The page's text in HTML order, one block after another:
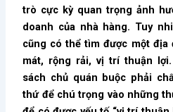
trò cực kỳ quan trọng ảnh
doanh của nhà hàng. Tuy
cũng có thể tìm được một địa
mát, rộng rải, vị trí thuận
sách chủ quán buộc phải
thứ để chú trọng vào những